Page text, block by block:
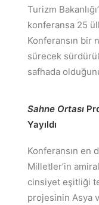
Turizm
konferansa 25
Konferansın bir
sürecek
safhada
Sahne Ortası
Yayıldı
Konferansın en
Milletler’in
cinsiyet eşitliği
projesinin Asya